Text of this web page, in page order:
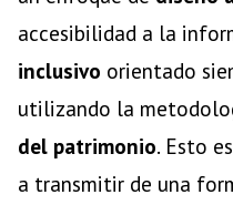
accesibilidad a la
inclusivo orientado
utilizando la
del patrimonio. Esto
a transmitir de una